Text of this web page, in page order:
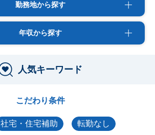
勤務地から探す
年収から探す
人気キーワード
こだわり条件
社宅・住宅補助 転勤なし